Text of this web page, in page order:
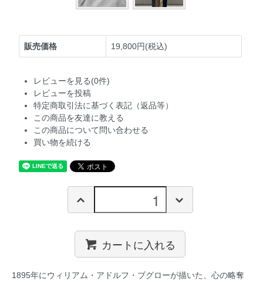
販売価格 19,800円(税込)
レビューを見る(0件)
レビューを投稿
特定商取引法に基づく表記（返品等）
この商品を友達に教える
この商品について問い合わせる
買い物を続ける
カートに入れる
1895年にウィリアム・アドルフ・ブグローが描いた、心の略奪